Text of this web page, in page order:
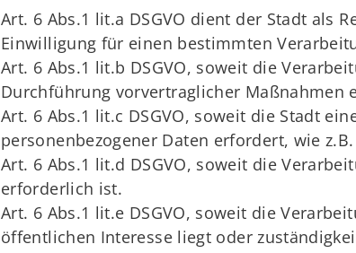
Art. 6 Abs.1 lit.a DSGVO dient der Stadt als
Einwilligung für einen bestimmten
Art. 6 Abs.1 lit.b DSGVO, soweit die
Durchführung vorvertraglicher Maßnahmen
Art. 6 Abs.1 lit.c DSGVO, soweit die Stadt
personenbezogener Daten erfordert, wie
Art. 6 Abs.1 lit.d DSGVO, soweit die
erforderlich ist.
Art. 6 Abs.1 lit.e DSGVO, soweit die
öffentlichen Interesse liegt oder